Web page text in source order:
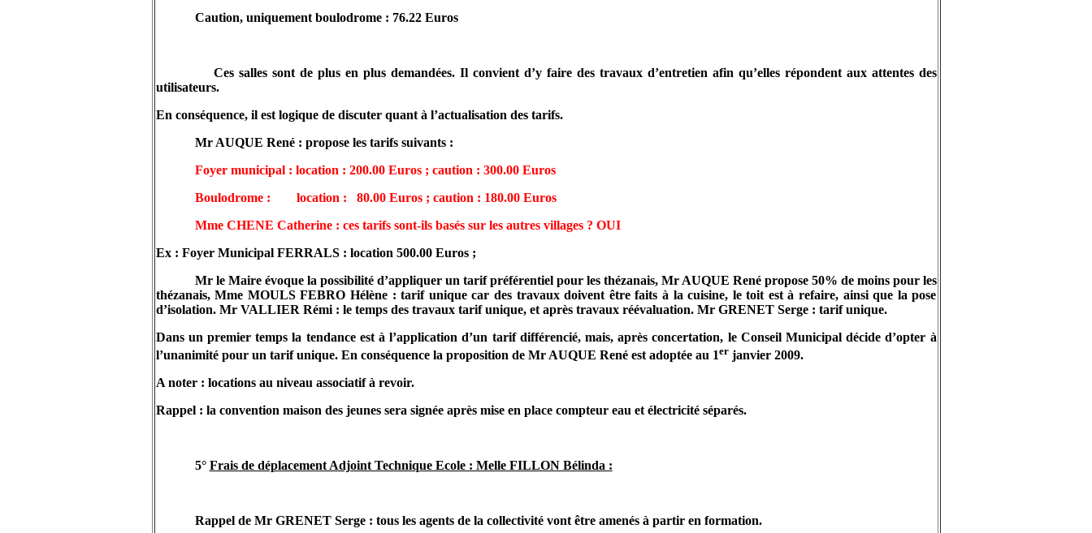
Caution, uniquement boulodrome : 76.22 Euros
Ces salles sont de plus en plus demandées. Il convient d’y faire des travaux d’entretien afin qu’elles répondent aux attentes des
utilisateurs.
En conséquence, il est logique de discuter quant à l’actualisation des tarifs.
Mr AUQUE René : propose les tarifs suivants :
Foyer municipal : location : 200.00 Euros ; caution : 300.00 Euros
Boulodrome :
location :
80.00 Euros ; caution : 180.00 Euros
Mme CHENE Catherine : ces tarifs sont-ils basés sur les autres villages ? OUI
Ex : Foyer Municipal FERRALS : location 500.00 Euros ;
Mr le Maire évoque la possibilité d’appliquer un tarif préférentiel pour les thézanais, Mr AUQUE René propose 50% de moins pour les
thézanais, Mme MOULS FEBRO Hélène : tarif unique car des travaux doivent être faits à la cuisine, le toit est à refaire, ainsi que la pose
d’isolation. Mr VALLIER Rémi : le temps des travaux tarif unique, et après travaux réévaluation. Mr GRENET Serge: tarif unique.
Dans un premier temps la tendance est à l’application d’un tarif différencié, mais, après concertation, le Conseil Municipal décide d’opter à
l’unanimité pour un tarif unique. En conséquence la proposition de Mr AUQUE René est adoptée au 1erjanvier 2009.
A noter : locations au niveau associatif à revoir.
Rappel : la convention maison des jeunes sera signée après mise en place compteur eau et électricité séparés.
5° Frais de déplacement Adjoint Technique Ecole : Melle FILLON Bélinda :
Rappel de Mr GRENET Serge: tous les agents de la collectivité vont être amenés à partir en formation.